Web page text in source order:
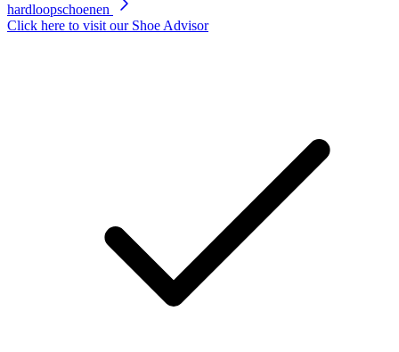
paginalink.
hardloopschoenen
Click here to visit our Shoe Advisor